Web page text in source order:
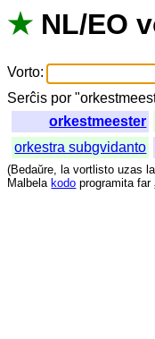
★ NL/EO
Vorto:
Serĉis por "
orkestmeester
orkestra subgvidanto
(Bedaŭre, la vortlisto uzas la
Malbela kodo programita far